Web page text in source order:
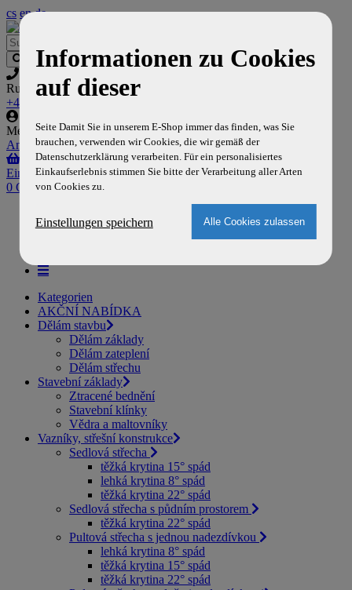
cs en de
Rufen sie uns an
+420 777 704 129
Mein Konto
Anmelden,Registrieren
Einkaufswagen
0 Gegenstände
Versand und Zahlung
Kategorien
AKČNÍ NABÍDKA
Dělám stavbu
Dělám základy
Dělám zateplení
Dělám střechu
Stavební základy
Ztracené bednění
Stavební klínky
Vědra a maltovníky
Vazníky, střešní konstrukce
Sedlová střecha
těžká krytina 15° spád
lehká krytina 8° spád
těžká krytina 22° spád
Sedlová střecha s půdním prostorem
těžká krytina 22° spád
Pultová střecha s jednou nadezdívkou
lehká krytina 8° spád
těžká krytina 15° spád
těžká krytina 22° spád
Informationen zu Cookies
auf dieser
Seite Damit Sie in unserem E-Shop immer das finden, was Sie
brauchen, verwenden wir Cookies, die wir gemäß der
Datenschutzerklärung verarbeiten. Für ein personalisiertes
Einkaufserlebnis stimmen Sie bitte der Verarbeitung aller Arten
von Cookies zu.
Einstellungen speichern